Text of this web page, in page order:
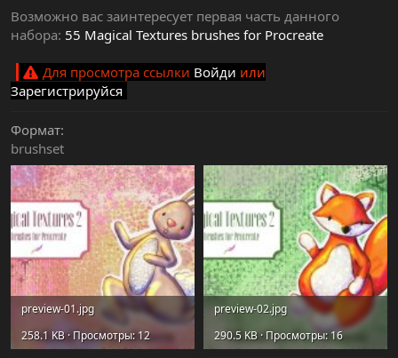
Возможно вас заинтересует первая часть данного
набора: 55 Magical Textures brushes for Procreate
Для просмотра ссылки Войди или
Зарегистрируйся
Формат
brushset
preview-01.jpg
258.1 KB · Просмотры: 12
preview-02.jpg
290.5 KB · Просмотры: 16